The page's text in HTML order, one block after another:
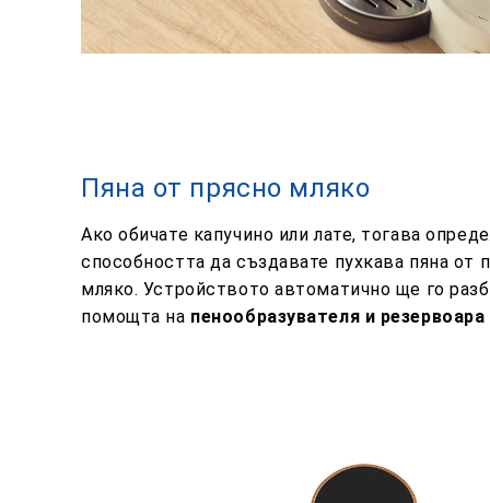
Пяна от прясно мляко
Ако обичате капучино или лате, тогава
способността да създавате пухкава пяна от
мляко. Устройството автоматично ще го
помощта на пенообразувателя и